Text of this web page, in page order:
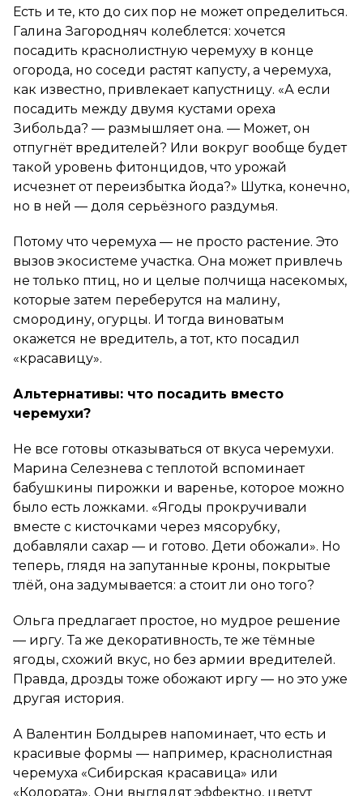
Есть и те, кто до сих пор не может определиться.
Галина Загородняч колеблется: хочется
посадить краснолистную черемуху в конце
огорода, но соседи растят капусту, а черемуха,
как известно, привлекает капустницу. «А если
посадить между двумя кустами ореха
Зибольда? — размышляет она. — Может, он
отпугнёт вредителей? Или вокруг вообще будет
такой уровень фитонцидов, что урожай
исчезнет от переизбытка йода?» Шутка, конечно,
но в ней — доля серьёзного раздумья.
Потому что черемуха — не просто растение. Это
вызов экосистеме участка. Она может привлечь
не только птиц, но и целые полчища насекомых,
которые затем переберутся на малину,
смородину, огурцы. И тогда виноватым
окажется не вредитель, а тот, кто посадил
«красавицу».
Альтернативы: что посадить вместо
черемухи?
Не все готовы отказываться от вкуса черемухи.
Марина Селезнева с теплотой вспоминает
бабушкины пирожки и варенье, которое можно
было есть ложками. «Ягоды прокручивали
вместе с кисточками через мясорубку,
добавляли сахар — и готово. Дети обожали». Но
теперь, глядя на запутанные кроны, покрытые
тлёй, она задумывается: а стоит ли оно того?
Ольга предлагает простое, но мудрое решение
— иргу. Та же декоративность, те же тёмные
ягоды, схожий вкус, но без армии вредителей.
Правда, дрозды тоже обожают иргу — но это уже
другая история.
А Валентин Болдырев напоминает, что есть и
красивые формы — например, краснолистная
черемуха «Сибирская красавица» или
«Колората». Они выглядят эффектно, цветут